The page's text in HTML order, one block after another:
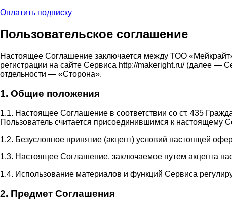
Оплатить подписку
Пользовательское соглашение
Настоящее Соглашение заключается между ТОО
регистрации на сайте Сервиса http://makeright.ru/ (далее
отдельности — «Сторона».
1. Общие положения
1.1. Настоящее Соглашение в соответствии со ст. 435
Пользователь считается присоединившимся к
1.2. Безусловное принятие (акцепт) условий настоящей
1.3. Настоящее Соглашение, заключаемое путем акцепта
1.4. Использование материалов и функций Сервиса
2. Предмет Соглашения